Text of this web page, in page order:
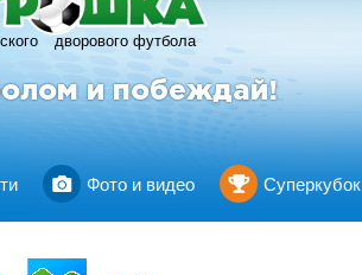
дворового футбола
и побеждай!
Фото и видео Суперкубок